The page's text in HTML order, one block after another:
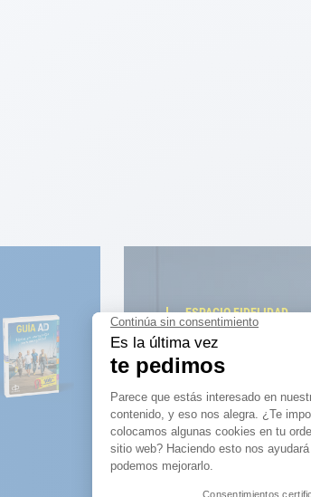
ESPACIO FIDELIDAD
¿Eres
exclusivas